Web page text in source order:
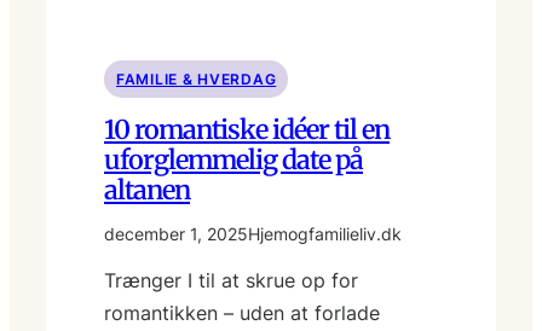
FAMILIE & HVERDAG
10 romantiske idéer til en
uforglemmelig date på
altanen
december 1, 2025Hjemogfamilieliv.dk
Trænger I til at skrue op for
romantikken – uden at forlade